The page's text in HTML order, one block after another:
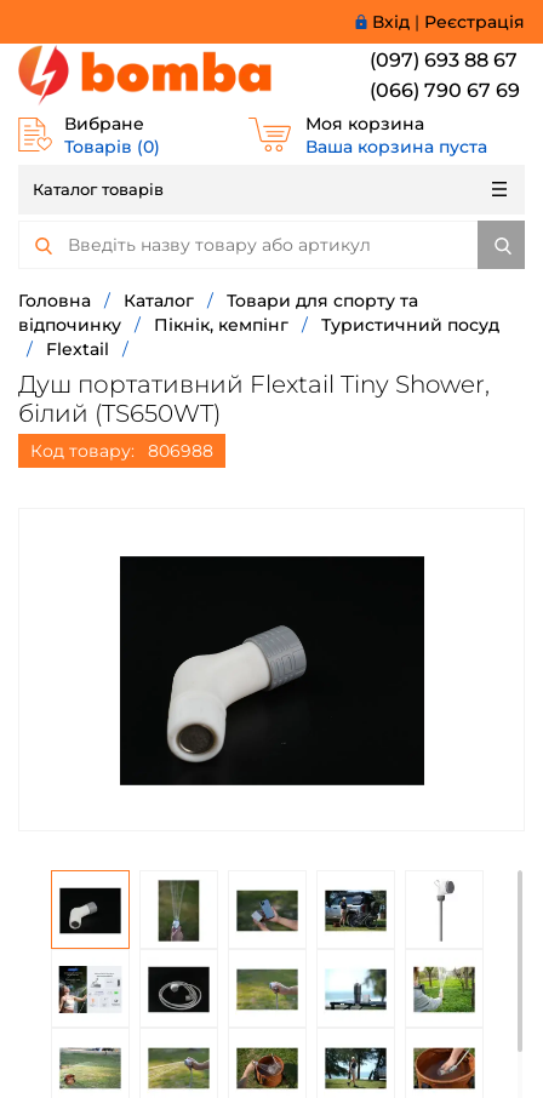
Вхід | Реєстрація
(097) 693 88 67
(066) 790 67 69
Вибране
Товарів (0)
Моя корзина
Ваша корзина пуста
Каталог товарів
Головна / Каталог /
Товари для спорту та
відпочинку
/ Пікнік, кемпінг /
Туристичний посуд
/
Flextail /
Душ портативний Flextail Tiny Shower,
білий (TS650WT)
Код товару: 806988